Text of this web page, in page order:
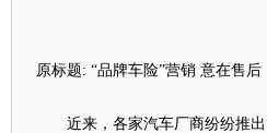
原标题: “品牌车险”营销 意在售后
近来，各家汽车厂商纷纷推出